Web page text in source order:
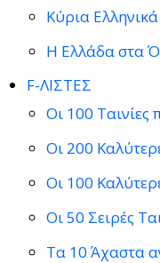
Κύρια
Η Ελλάδα στα
F-ΛΙΣΤΕΣ
Οι 100 Ταινίες
Οι 200
Οι 100
Οι 50 Σειρές
Τα 10 Άχαστα